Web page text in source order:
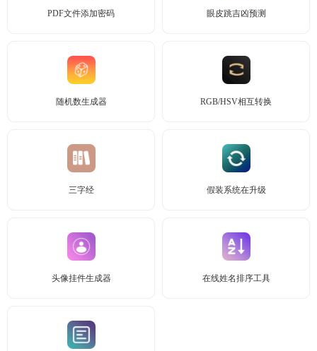
PDF文件添加密码 眼皮跳吉凶预测
随机数生成器 RGB/HSV相互转换
三字经 假装系统在升级
头像挂件生成器 在线姓名排序工具